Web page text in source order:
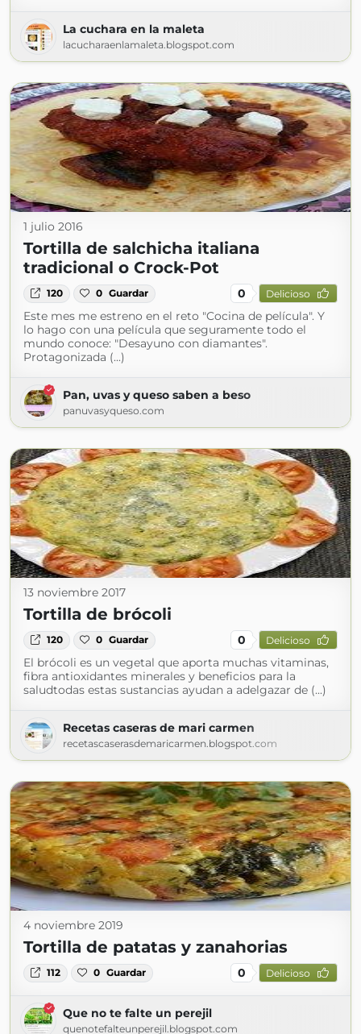
La cuchara en la maleta
lacucharaenlamaleta.blogspot.com
1 julio 2016
Tortilla de salchicha italiana
tradicional o Crock-Pot
120 0 Guardar 0 Delicioso
Este mes me estreno en el reto "Cocina de película". Y
lo hago con una película que seguramente todo el
mundo conoce: "Desayuno con diamantes".
Protagonizada (...)
Pan, uvas y queso saben a beso
panuvasyqueso.com
13 noviembre 2017
Tortilla de brócoli
120 0 Guardar 0 Delicioso
El brócoli es un vegetal que aporta muchas vitaminas,
fibra antioxidantes minerales y beneficios para la
saludtodas estas sustancias ayudan a adelgazar de (...)
Recetas caseras de mari carmen
recetascaserasdemaricarmen.blogspot.com
4 noviembre 2019
Tortilla de patatas y zanahorias
112 0 Guardar 0 Delicioso
Que no te falte un perejil
quenotefalteunperejil.blogspot.com